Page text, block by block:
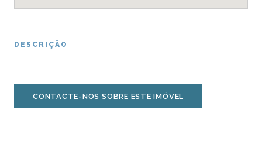
DESCRIÇÃO
CONTACTE-NOS SOBRE ESTE IMÓVEL